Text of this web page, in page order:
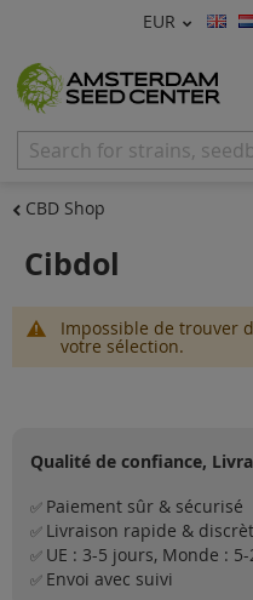
Devise
EUR
Graines De Cannabis
Féminisée
CBD Shop
Promos
Solden
CBD Shop
Cibdol
Impossible de trouver
votre sélection.
Qualité de confiance,
✅ Paiement sûr & sécurisé
✅ Livraison rapide &
✅ UE : 3-5 jours, Monde :
✅ Envoi avec suivi